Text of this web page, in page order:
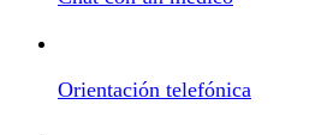
Orientación telefónica